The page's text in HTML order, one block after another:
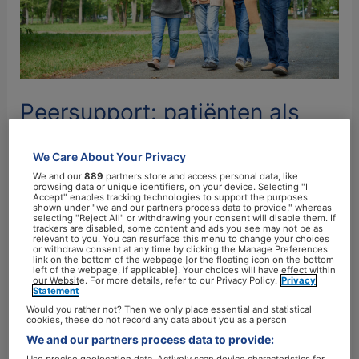
Peersupport: patiënten als
leefstijlverandering
Laat een reactie achter /Samenwerking/
marjoleinstreur
Een gezonde leefstijl vraagt om
gedragsverandering. Dat klinkt eenvoudig, maar is
voor veel mensen een flinke opgave. Juist daarom
wint peersupport aan terrein: steun van patiënten
aan elkaar. Wat begon als informele zelfhulp is
inmiddels uitgegroeid tot een veelbelovende
We Care About Your Privacy
We and our889 partners store and access personal data, like
browsing data or unique identifiers, on your device. Selecting "I
Accept" enables tracking technologies to support the purposes
shown under "we and our partners process data to provide," whereas
selecting "Reject All" or withdrawing your consent will disable them. If
trackers are disabled, some content and ads you see may not be as
relevant to you. You can resurface this menu to change your choices
or withdraw consent at any time by clicking the Manage Preferences
link on the bottom of the webpage [or the floating icon on the bottom-
left of the webpage, if applicable]. Your choices will have effect within
our Website. For more details, refer to our Privacy Policy. Privacy
Statement
Would you rather not? Then we only place essential and statistical
cookies, these do not record any data about you as a person
We and our partners process data to provide: